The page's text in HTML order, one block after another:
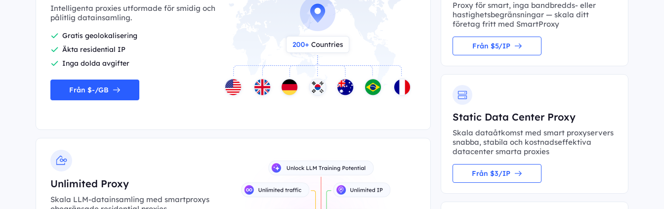
Intelligenta proxies utformade för smidig och
pålitlig datainsamling.
Gratis geolokalisering
Äkta residential IP
Inga dolda avgifter
Från $-/GB
Unlimited Proxy
Skala LLM-datainsamling med smartproxys
Proxy för smart, inga bandbredds- eller
hastighetsbegränsningar — skala ditt
företag fritt med SmartProxy
Från $5/IP
Static Data Center Proxy
Skala dataåtkomst med smart proxyservers
snabba, stabila och kostnadseffektiva
datacenter smarta proxies
Från $3/IP